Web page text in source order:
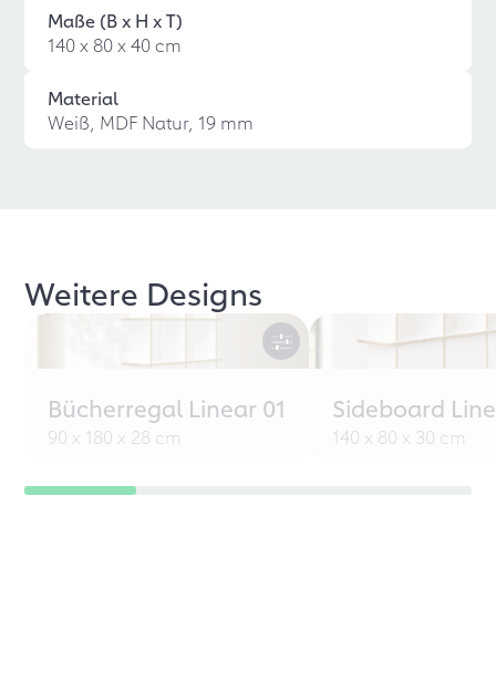
Maße (B x H x T)
140 x 80 x 40 cm
Material
Weiß, MDF Natur, 19 mm
Weitere Designs
Bücherregal Linear 01
90 x 180 x 28 cm
Sideboard
140 x 80 x 30 cm